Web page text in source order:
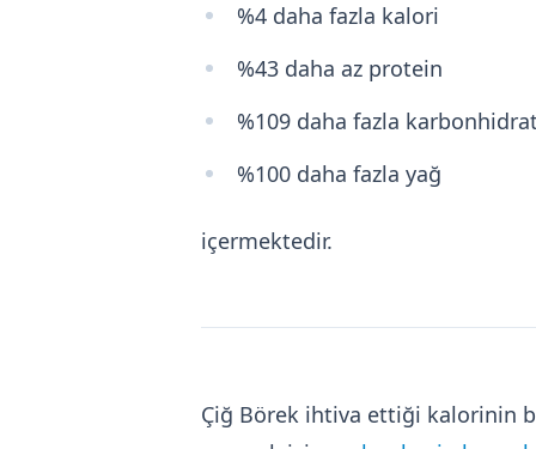
%4 daha fazla kalori
%43 daha az protein
%109 daha fazla
%100 daha fazla yağ
içermektedir.
Çiğ Börek ihtiva ettiği kalorinin